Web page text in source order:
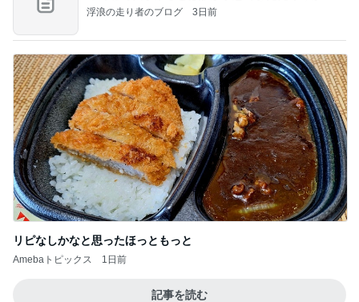
浮浪の走り者のブログ 3日前
リピなしかなと思ったほっともっと
Amebaトピックス 1日前
記事を読む